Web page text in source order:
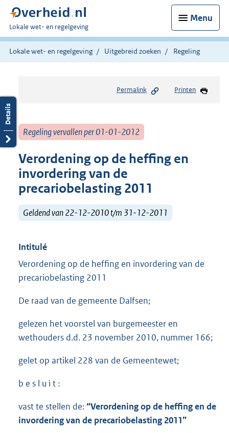
Menu
U
bent
hier:
Lokale wet- en regelgeving
Lokale wet- en regelgeving Uitgebreid zoeken Regeling
Permalink Printen
Regeling vervallen per 01-01-2012
Verordening op de heffing en
invordering van de
precariobelasting 2011
Geldend van 22-12-2010 t/m 31-12-2011
Intitulé
Verordening op de heffing en invordering van de
precariobelasting 2011
De raad van de gemeente Dalfsen;
gelezen het voorstel van burgemeester en
wethouders d.d. 23 november 2010, nummer 166;
gelet op artikel 228 van de Gemeentewet;
b e s l u i t :
vast te stellen de: “Verordening op de heffing en de
invordering van de precariobelasting 2011”